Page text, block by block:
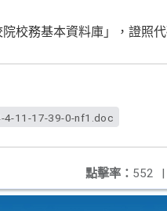
校務基本資料庫 」，證照
4-11-17-39-0-nf1.doc
點擊率： 552 |